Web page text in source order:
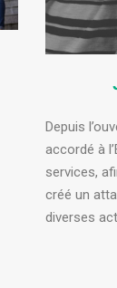
Depuis
accordé à
services,
créé un
diverses